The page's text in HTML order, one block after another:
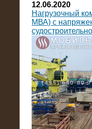
12.06.2020
Нагрузочный
МВА) с